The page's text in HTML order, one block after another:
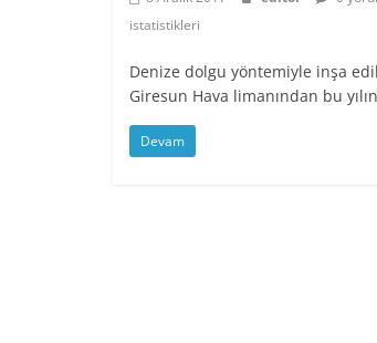
istatistikleri
Denize dolgu yöntemiyle inşa
Giresun Hava limanından bu
Devam